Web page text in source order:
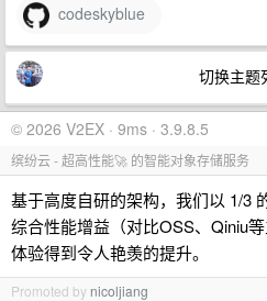
codeskyblue
切换主题
© 2026 V2EX · 9ms · 3.9.8.5
缤纷云 - 超高性能🚀 的智能对象存储服务
基于高度自研的架构，我们以 1/3
综合性能增益（对比OSS、Qiniu
体验得到令人艳羡的提升。
Promoted by nicoljiang